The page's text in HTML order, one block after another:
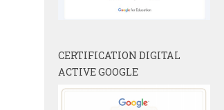
CERTIFICATION DIGITAL
ACTIVE GOOGLE